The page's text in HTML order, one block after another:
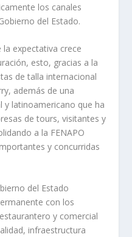
los canales
del Estado.
la expectativa crece
esto, gracias a la
de talla internacional
además de una
y latinoamericano que ha
de tours, visitantes y
a la FENAPO
y concurridas
del Estado
con los
y comercial
infraestructura